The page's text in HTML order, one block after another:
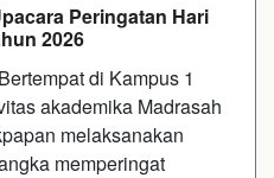
Peringatan Hari
2026
di Kampus 1
akademika Madrasah
melaksanakan
memperingat